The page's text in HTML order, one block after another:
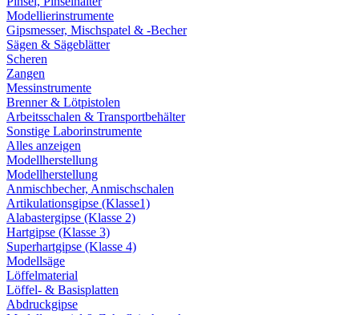
Modellierinstrumente
Gipsmesser, Mischspatel & -Becher
Sägen & Sägeblätter
Scheren
Zangen
Messinstrumente
Brenner & Lötpistolen
Arbeitsschalen & Transportbehälter
Sonstige Laborinstrumente
Alles anzeigen
Modellherstellung
Modellherstellung
Anmischbecher, Anmischschalen
Artikulationsgipse (Klasse1)
Alabastergipse (Klasse 2)
Hartgipse (Klasse 3)
Superhartgipse (Klasse 4)
Modellsäge
Löffelmaterial
Löffel- & Basisplatten
Abdruckgipse